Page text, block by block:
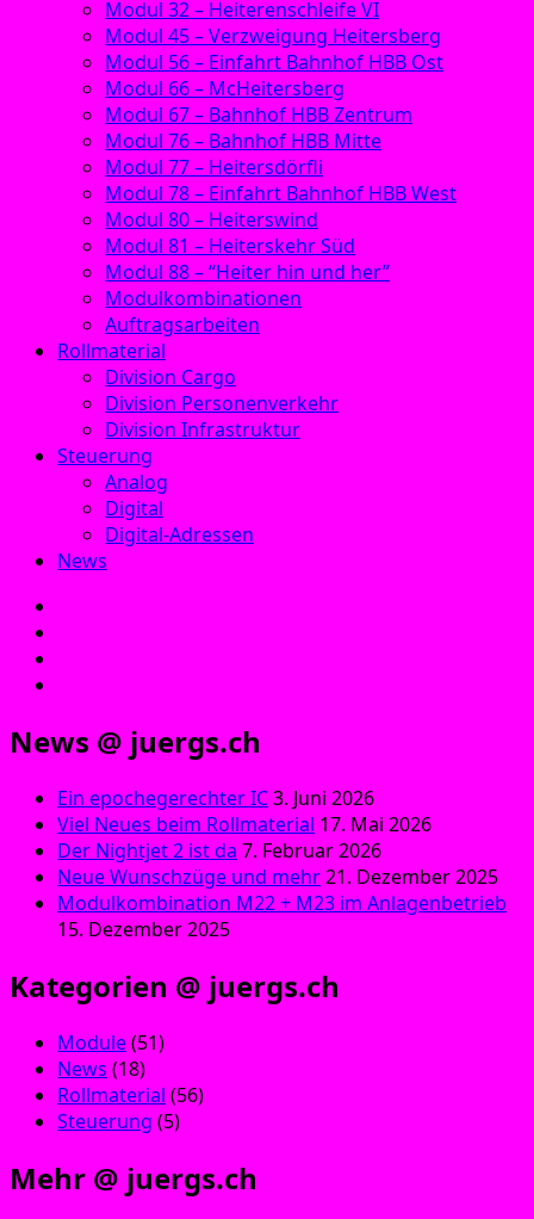
Modul 32 – Heiterenschleife VI
Modul 45 – Verzweigung Heitersberg
Modul 56 – Einfahrt Bahnhof HBB Ost
Modul 66 – McHeitersberg
Modul 67 – Bahnhof HBB Zentrum
Modul 76 – Bahnhof HBB Mitte
Modul 77 – Heitersdörfli
Modul 78 – Einfahrt Bahnhof HBB West
Modul 80 – Heiterswind
Modul 81 – Heiterskehr Süd
Modul 88 – “Heiter hin und her”
Modulkombinationen
Auftragsarbeiten
Rollmaterial
Division Cargo
Division Personenverkehr
Division Infrastruktur
Steuerung
Analog
Digital
Digital-Adressen
News
News @ juergs.ch
Ein epochegerechter IC3. Juni 2026
Viel Neues beim Rollmaterial 17. Mai 2026
Der Nightjet 2 ist da 7. Februar 2026
Neue Wunschzüge und mehr21. Dezember 2025
Modulkombination M22 + M23 im Anlagenbetrieb
15. Dezember 2025
Kategorien @ juergs.ch
Module(51)
News (18)
Rollmaterial (56)
Steuerung (5)
Mehr @ juergs.ch